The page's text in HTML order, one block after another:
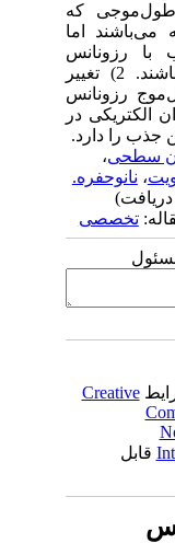
که
اما
رزونانس
پلاسمون سطحی هم‌بسته نمی‌باشند. 2) تغییر
رزونانس
الکتریکی در
را دارد.
سطحی،
،نانوحفره.
تخصصی
Creative
قابل